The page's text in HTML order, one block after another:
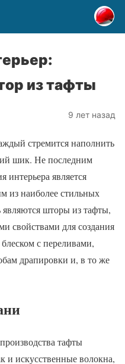
из тафты
9 лет назад
стремится наполнить
шик. Не последним
интерьера является
из наиболее стильных
шторы из тафты,
свойствами для создания
блеском с переливами,
драпировки и, в то же
тафты
и искусственные волокна,